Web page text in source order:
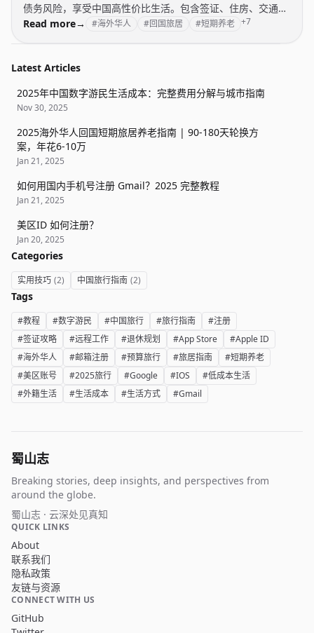
债务风险，享受中国高性价比生活。包含签证、住房、交通、
医疗、支付等完整攻略。
Read more→ #海外华人 #回国旅居 #短期养老 +7
Latest Articles
2025年中国数字游民生活成本：完整费用分解与城市指南
Nov 30, 2025
2025海外华人回国短期旅居养老指南 | 90-180天轮换方
案，年花6-10万
Jan 21, 2025
如何用国内手机号注册 Gmail？2025 完整教程
Jan 21, 2025
美区ID 如何注册？
Jan 20, 2025
Categories
实用技巧 (2) 中国旅行指南 (2)
Tags
#教程 #数字游民 #中国旅行 #旅行指南
#注册
#签证攻略
#远程工作 #退休规划 #App Store
#Apple ID
#海外华人
#邮箱注册 #预算旅行 #旅居指南
#短期养老
#美区账号
#2025旅行 #Google #IOS
#低成本生活
#外籍生活
#生活成本 #生活方式 #Gmail
蜀山志
Breaking stories, deep insights, and perspectives from
around the globe.
蜀山志 · 云深处见真知
QUICK LINKS
About
联系我们
隐私政策
友链与资源
CONNECT WITH US
GitHub